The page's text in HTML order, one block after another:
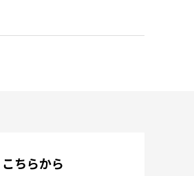
こちらから